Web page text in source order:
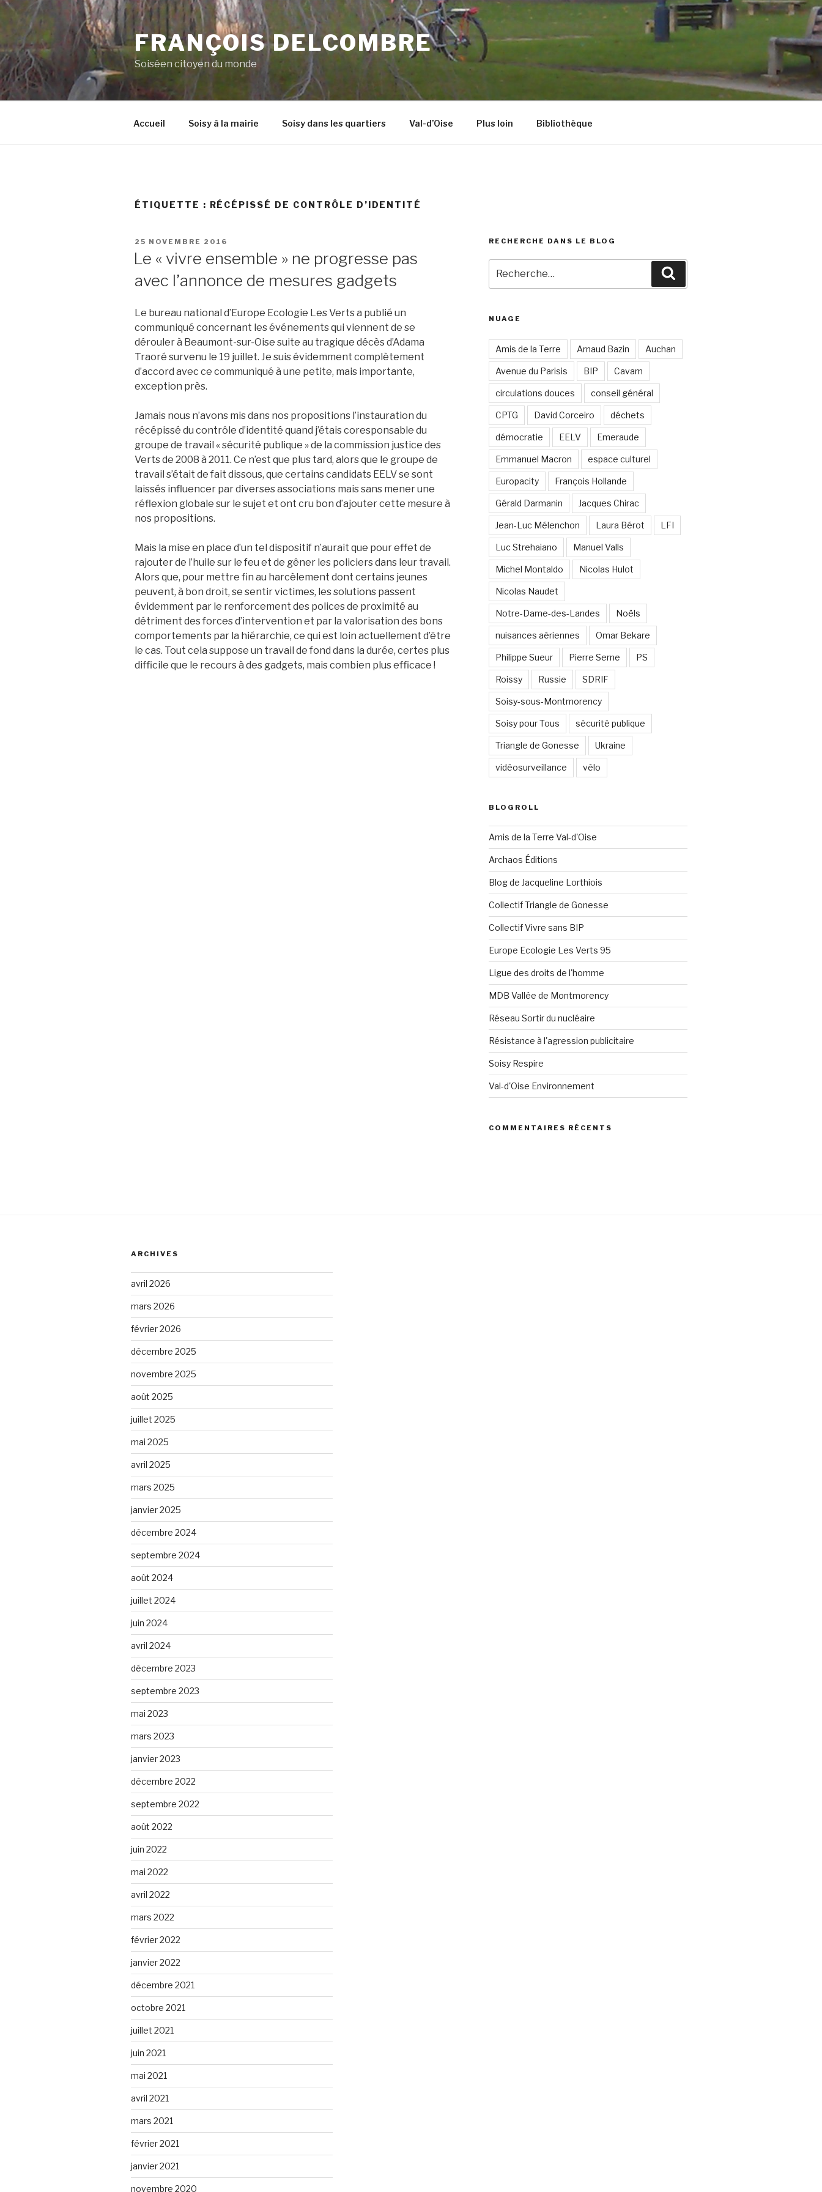
Aller
contenu
principal
FRANÇOIS DELCOMBRE
Soiséen citoyen du monde
Accueil Soisy à la mairie Soisy dans les quartiers Val-d’Oise Plus loin Bibliothèque
ÉTIQUETTE : RÉCÉPISSÉ DE CONTRÔLE D’IDENTITÉ
PUBLIÉ
LE
25 NOVEMBRE 2016
Le « vivre ensemble » ne progresse pas
avec l’annonce de mesures gadgets
Le bureau national d’Europe Ecologie Les Verts a publié un
communiqué concernant les événements qui viennent de se
dérouler à Beaumont-sur-Oise suite au tragique décès d’Adama
Traoré survenu le 19 juillet. Je suis évidemment complètement
d’accord avec ce communiqué à une petite, mais importante,
exception près.
Jamais nous n’avons mis dans nos propositions l’instauration du
récépissé du contrôle d’identité quand j’étais coresponsable du
groupe de travail « sécurité publique » de la commission justice des
Verts de 2008 à 2011. Ce n’est que plus tard, alors que le groupe de
travail s’était de fait dissous, que certains candidats EELV se sont
laissés influencer par diverses associations mais sans mener une
réflexion globale sur le sujet et ont cru bon d’ajouter cette mesure à
nos propositions.
Mais la mise en place d’un tel dispositif n’aurait que pour effet de
rajouter de l’huile sur le feu et de gêner les policiers dans leur travail.
Alors que, pour mettre fin au harcèlement dont certains jeunes
peuvent, à bon droit, se sentir victimes, les solutions passent
évidemment par le renforcement des polices de proximité au
détriment des forces d’intervention et par la valorisation des bons
comportements par la hiérarchie, ce qui est loin actuellement d’être
le cas. Tout cela suppose un travail de fond dans la durée, certes plus
difficile que le recours à des gadgets, mais combien plus efficace !
RECHERCHE DANS LE BLOG
pour
NUAGE
Amis de la Terre Arnaud Bazin Auchan
Avenue du Parisis BIP Cavam
circulations douces conseil général
CPTG David Corceiro déchets
démocratie EELV Emeraude
Emmanuel Macron espace culturel
Europacity François Hollande
Gérald Darmanin Jacques Chirac
Jean-Luc Mélenchon Laura Bérot LFI
Luc Strehaiano Manuel Valls
Michel Montaldo Nicolas Hulot
Nicolas Naudet
Notre-Dame-des-Landes Noëls
nuisances aériennes Omar Bekare
Philippe Sueur Pierre Serne PS
Roissy Russie SDRIF
Soisy-sous-Montmorency
Soisy pour Tous sécurité publique
Triangle de Gonesse Ukraine
vidéosurveillance vélo
BLOGROLL
Amis de la Terre Val-d'Oise
Archaos Éditions
Blog de Jacqueline Lorthiois
Collectif Triangle de Gonesse
Collectif Vivre sans BIP
Europe Ecologie Les Verts 95
Ligue des droits de l'homme
MDB Vallée de Montmorency
Réseau Sortir du nucléaire
Résistance à l'agression publicitaire
Soisy Respire
Val-d'Oise Environnement
COMMENTAIRES RÉCENTS
ARCHIVES
avril 2026
mars 2026
février 2026
décembre 2025
novembre 2025
août 2025
juillet 2025
mai 2025
avril 2025
mars 2025
janvier 2025
décembre 2024
septembre 2024
août 2024
juillet 2024
juin 2024
avril 2024
décembre 2023
septembre 2023
mai 2023
mars 2023
janvier 2023
décembre 2022
septembre 2022
août 2022
juin 2022
mai 2022
avril 2022
mars 2022
février 2022
janvier 2022
décembre 2021
octobre 2021
juillet 2021
juin 2021
mai 2021
avril 2021
mars 2021
février 2021
janvier 2021
novembre 2020